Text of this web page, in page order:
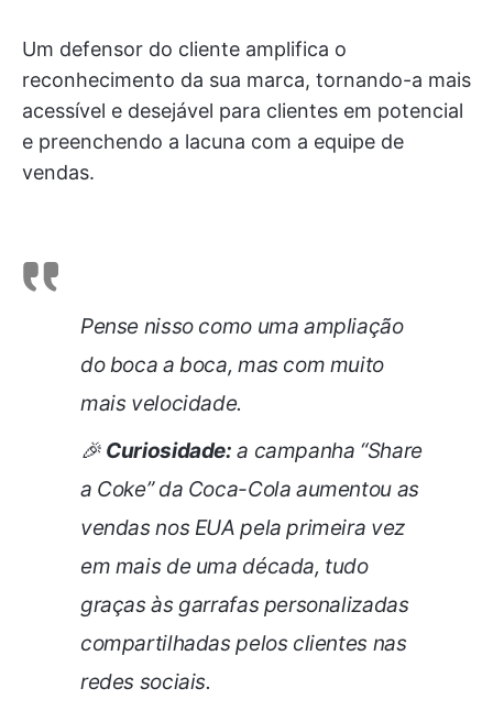
Um defensor do cliente amplifica o
reconhecimento da sua marca, tornando-a mais
acessível e desejável para clientes em potencial
e preenchendo a lacuna com a equipe de
vendas.
Pense nisso como uma ampliação
do boca a boca, mas com muito
mais velocidade.
🎉 Curiosidade: a campanha “Share
a Coke” da Coca-Cola aumentou as
vendas nos EUA pela primeira vez
em mais de uma década, tudo
graças às garrafas personalizadas
compartilhadas pelos clientes nas
redes sociais.